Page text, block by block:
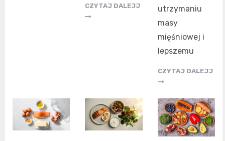
CZYTAJ DALEJJ
utrzymaniu
masy
mięśniowej i
lepszemu
CZYTAJ DALEJJ